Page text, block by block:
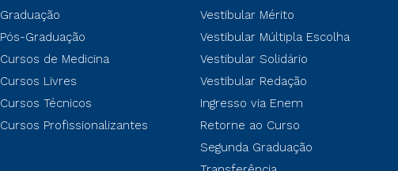
Graduação
Pós-Graduação
Cursos de Medicina
Cursos Livres
Cursos Técnicos
Cursos Profissionalizantes
Vestibular Mérito
Vestibular Múltipla Escolha
Vestibular Solidário
Vestibular Redação
Ingresso via Enem
Retorne ao Curso
Segunda Graduação